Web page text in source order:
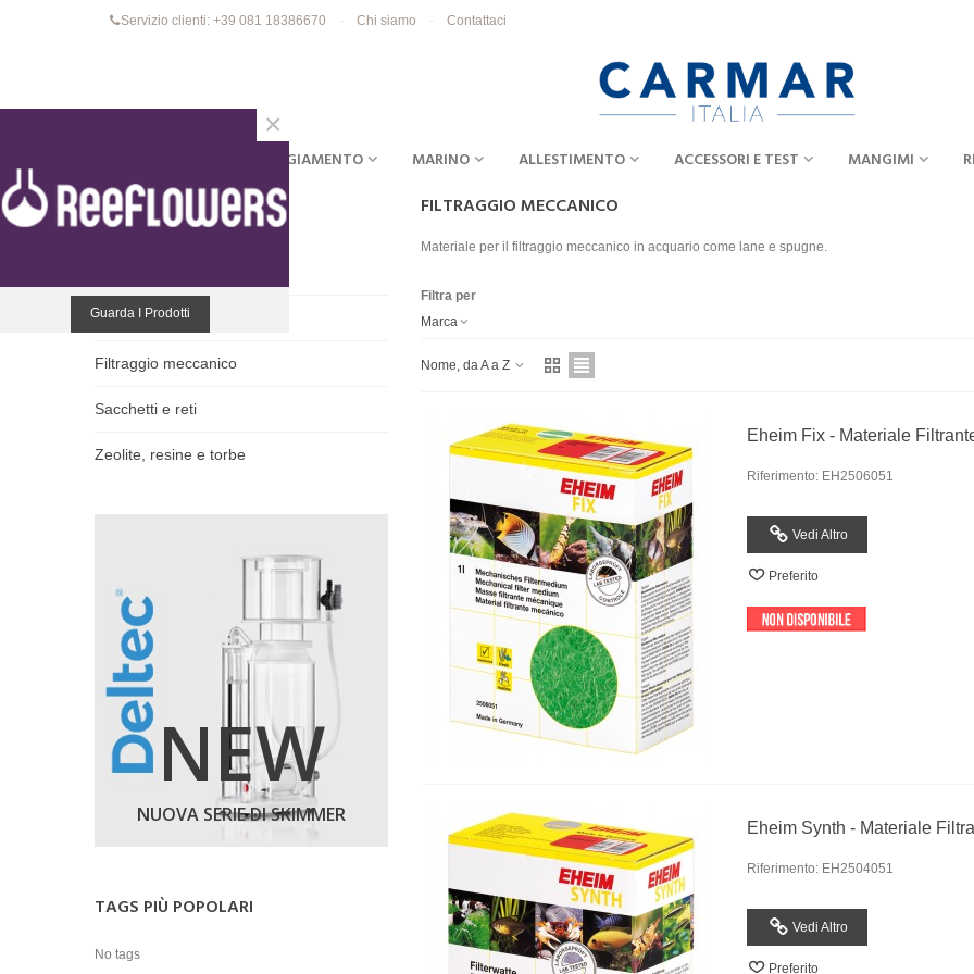
Servizio clienti: +39 081 18386670 Chi siamo Contattaci
EQUIPAGGIAMENTO MARINO ALLESTIMENTO ACCESSORI E TEST MANGIMI
MATERIALE FILTRANTE
Filtraggio biologico
Filtraggio meccanico
Sacchetti e reti
Zeolite, resine e torbe
NEW
NUOVA SERIE DI SKIMMER
TAGS PIÙ POPOLARI
No tags
FILTRAGGIO MECCANICO
Materiale per il filtraggio meccanico in acquario come lane e spugne.
Filtra per
Marca
Nome, da A a Z
Eheim Fix - Materiale
Riferimento: EH2506051
Vedi Altro
Preferito
Eheim Synth - Materiale
Riferimento: EH2504051
Vedi Altro
Preferito
Guarda I Prodotti
×